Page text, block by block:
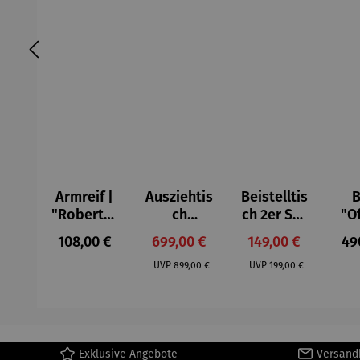
Armreif |
"Roberta"
– Anna
Mütz
Regulärer Preis:
108,00 €
Ausziehtis
ch
Aluminium
– Valor
Verkaufspreis:
699,00 €
UVP Regulärer Preis:
899,00 €
Beistelltis
ch 2er Set
– Dalias
Verkaufspreis:
149,00 €
UVP Regulärer Preis:
199,00 €
Exklusive Angebote